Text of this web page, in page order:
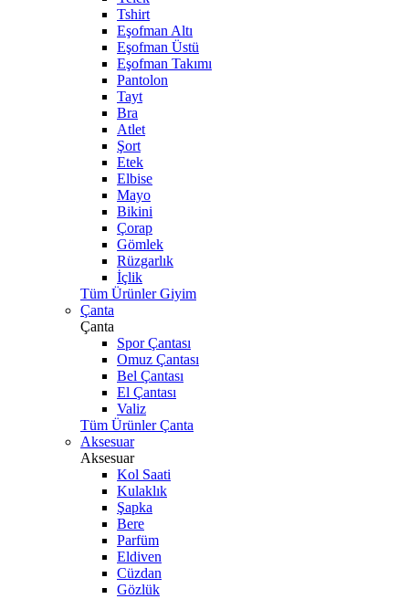
Tshirt
Eşofman Altı
Eşofman Üstü
Eşofman Takımı
Pantolon
Tayt
Bra
Atlet
Şort
Etek
Elbise
Mayo
Bikini
Çorap
Gömlek
Rüzgarlık
İçlik
Tüm Ürünler Giyim
Çanta
Çanta
Spor Çantası
Omuz Çantası
Bel Çantası
El Çantası
Valiz
Tüm Ürünler Çanta
Aksesuar
Aksesuar
Kol Saati
Kulaklık
Şapka
Bere
Parfüm
Eldiven
Cüzdan
Gözlük